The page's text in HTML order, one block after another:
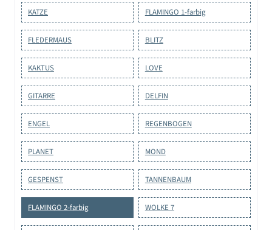
KATZE FLAMINGO 1-farbig
FLEDERMAUS BLITZ
KAKTUS LOVE
GITARRE DELFIN
ENGEL REGENBOGEN
PLANET MOND
GESPENST TANNENBAUM
FLAMINGO 2-farbig WOLKE 7